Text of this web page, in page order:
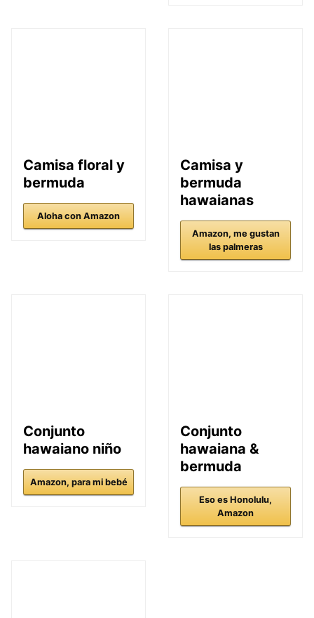
Camisa floral y
bermuda
Aloha con Amazon
Camisa y
bermuda
hawaianas
Amazon, me gustan
las palmeras
Conjunto
hawaiano niño
Amazon, para mi bebé
Conjunto
hawaiana &
bermuda
Eso es Honolulu,
Amazon